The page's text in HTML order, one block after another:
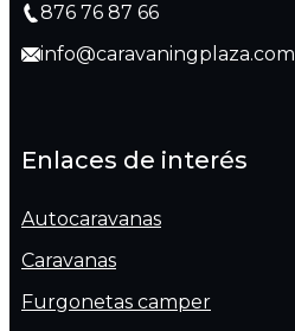
876 76 87 66
info@caravaningplaza.com
Enlaces de interés
Autocaravanas
Caravanas
Furgonetas camper